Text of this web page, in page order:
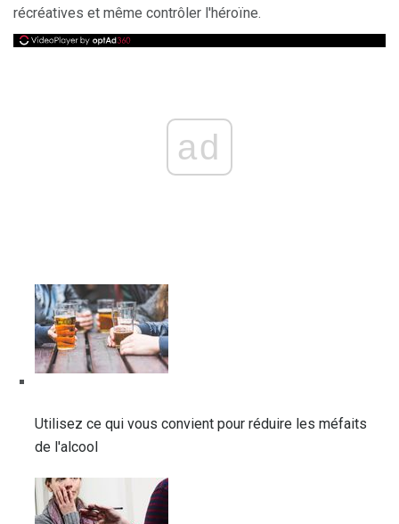
récréatives et même contrôler l'héroïne.
ad
Utilisez ce qui vous convient pour réduire les méfaits
de l'alcool